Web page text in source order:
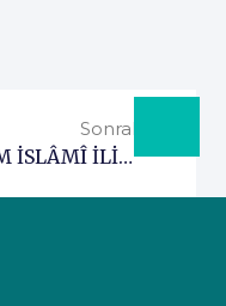
Sonraki
İFAM İSLÂMÎ İLİMLER MERKEZİ 2026-27 EĞİTİM ÖĞRETİM YILI 18-25 YAŞ GRUBU BAŞVURULAR BAŞLADI